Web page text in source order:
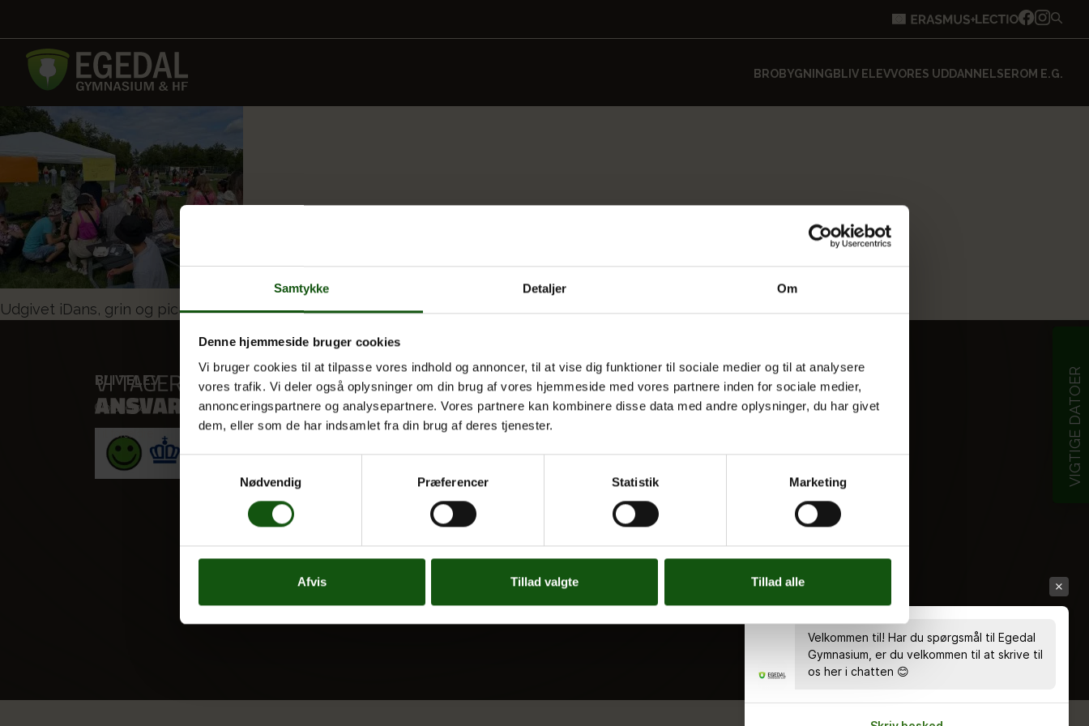
Samtykke Detaljer Om
Denne hjemmeside bruger cookies
Vi bruger cookies til at tilpasse vores indhold og annoncer, til at vise dig funktioner til sociale medier og til at analysere
vores trafik. Vi deler også oplysninger om din brug af vores hjemmeside med vores partnere inden for sociale medier,
annonceringspartnere og analysepartnere. Vores partnere kan kombinere disse data med andre oplysninger, du har givet
dem, eller som de har indsamlet fra din brug af deres tjenester.
Nødvendig
Præferencer Statistik Marketing
Afvis Tillad valgte Tillad alle
BROBYGNING BLIV ELEVVORES UDDANNELSEROM E.G.
VIGTIGE DATOER
Indlægsnavigation
Udgivet iDans, grin og picnic
BLIV ELEV
Optagelse
Til forældre
VORES UDDANNELSER
STX
HF
OM E.G.
Kontakt
Nyheder
Tal og Oplysninger
Tilgængelighedserklæring
Whistleblowerservice
Velkommen til! Har du spørgsmål til Egedal
Gymnasium, er du velkommen til at skrive til
os her i chatten 😊